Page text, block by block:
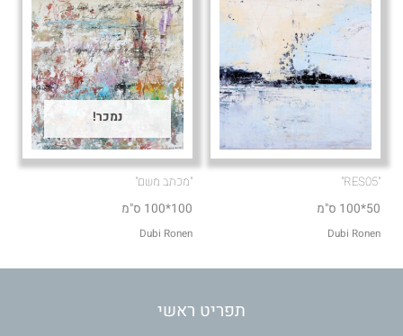
50*100 ס"מ
Dubi Ronen
נמכר!
"מכתב משם"
100*100 ס"מ
Dubi Ronen
תפריט ראשי